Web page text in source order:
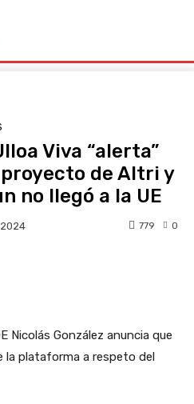
Viva “alerta”
de Altri y
no llegó a la UE
0
779
Nicolás González anuncia que
la plataforma a respeto del